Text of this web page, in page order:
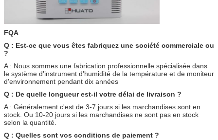
FQA
Q : Est-ce que vous êtes fabriquez une société commerciale ou
?
A : Nous sommes une fabrication professionnelle spécialisée dans
le système d'instrument d'humidité de la température et de moniteur
d'environnement pendant dix années
Q : De quelle longueur est-il votre délai de livraison ?
A : Généralement c'est de 3-7 jours si les marchandises sont en
stock. Ou 10-20 jours si les marchandises ne sont pas en stock
selon la quantité.
Q : Quelles sont vos conditions de paiement ?